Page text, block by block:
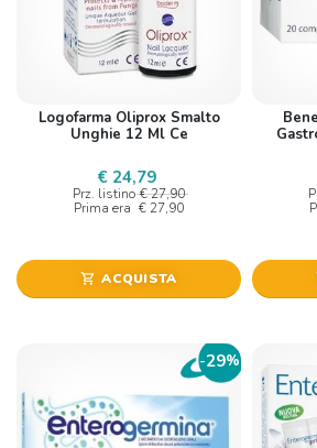
Logofarma Oliprox Smalto
Unghie 12 Ml Ce
€ 24,79
Prz. listino € 27,90
Prima era € 27,90
shopping_cart ACQUISTA
-29%